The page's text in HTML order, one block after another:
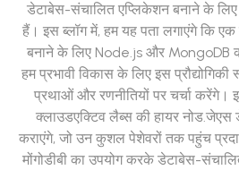
डेटाबेस-संचालित एप्लिकेशन बनाने के लिए
हैं। इस ब्लॉग में, हम यह पता लगाएंगे कि
बनाने के लिए Node.js और MongoDB
हम प्रभावी विकास के लिए इस
प्रथाओं और रणनीतियों पर चर्चा
क्लाउडएक्टिव लैब्स की हायर
कराएंगे, जो उन कुशल पेशेवरों तक पहुंच
मोंगोडीबी का उपयोग करके डेटाबेस-